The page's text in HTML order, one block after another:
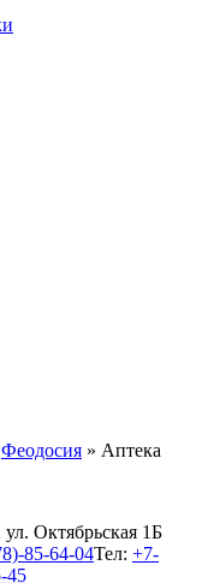
Феодосия » Аптека
Октябрьская 1Б
85-64-04Тел: +7-
45